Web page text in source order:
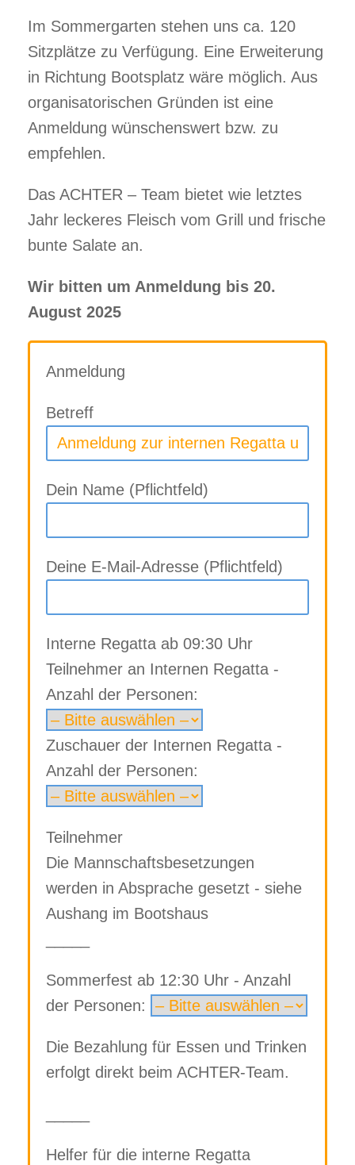
Im Sommergarten stehen uns ca. 120
Sitzplätze zu Verfügung. Eine Erweiterung
in Richtung Bootsplatz wäre möglich. Aus
organisatorischen Gründen ist eine
Anmeldung wünschenswert bzw. zu
empfehlen.
Das ACHTER – Team bietet wie letztes
Jahr leckeres Fleisch vom Grill und frische
bunte Salate an.
Wir bitten um Anmeldung bis 20.
August 2025
Anmeldung
Betreff
Dein Name (Pflichtfeld)
Deine E-Mail-Adresse (Pflichtfeld)
Interne Regatta ab 09:30 Uhr
Teilnehmer an Internen Regatta -
Anzahl der Personen:
Zuschauer der Internen Regatta -
Anzahl der Personen:
Teilnehmer
Die Mannschaftsbesetzungen
werden in Absprache gesetzt - siehe
Aushang im Bootshaus
Sommerfest ab 12:30 Uhr - Anzahl
der Personen:
Die Bezahlung für Essen und Trinken
erfolgt direkt beim ACHTER-Team.
Helfer für die interne Regatta